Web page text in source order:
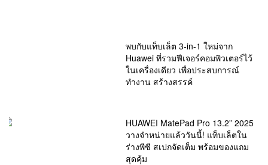
พบกับแท็บเล็ต 3-in-1 ใหม่จาก
Huawei ที่รวมฟีเจอร์คอมพิวเตอร์ไว้
ในเครื่องเดียว เพื่อประสบการณ์
ทำงาน สร้างสรรค์
HUAWEI MatePad Pro 13.2” 2025
วางจำหน่ายแล้ววันนี้! แท็บเล็ตใน
ร่างพีซี สเปกจัดเต็ม พร้อมของแถม
สุดคุ้ม